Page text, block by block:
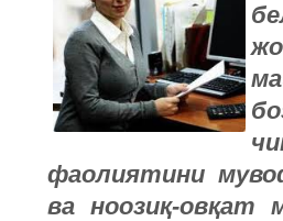
фаолиятини
ва ноозиқ-овқат